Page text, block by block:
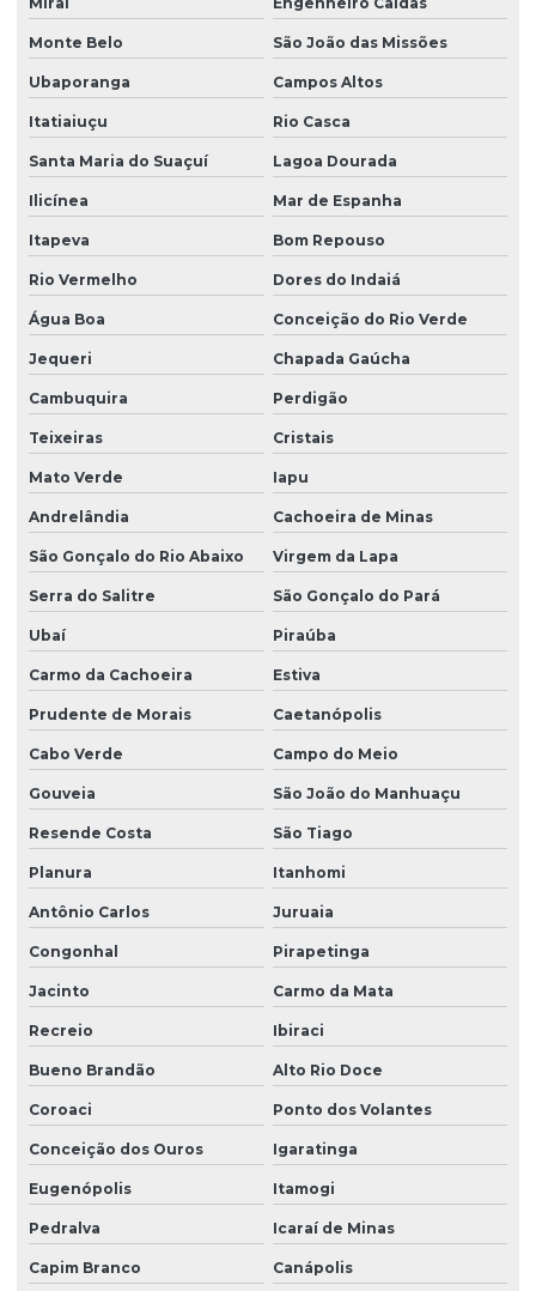
Monte Belo São João das Missões
Ubaporanga Campos Altos
Itatiaiuçu Rio Casca
Santa Maria do Suaçuí Lagoa Dourada
Ilicínea Mar de Espanha
Itapeva Bom Repouso
Rio Vermelho Dores do Indaiá
Água Boa Conceição do Rio Verde
Jequeri Chapada Gaúcha
Cambuquira Perdigão
Teixeiras Cristais
Mato Verde Iapu
Andrelândia Cachoeira de Minas
São Gonçalo do Rio Abaixo Virgem da Lapa
Serra do Salitre São Gonçalo do Pará
Ubaí Piraúba
Carmo da Cachoeira Estiva
Prudente de Morais Caetanópolis
Cabo Verde Campo do Meio
Gouveia São João do Manhuaçu
Resende Costa São Tiago
Planura Itanhomi
Antônio Carlos Juruaia
Congonhal Pirapetinga
Jacinto Carmo da Mata
Recreio Ibiraci
Bueno Brandão Alto Rio Doce
Coroaci Ponto dos Volantes
Conceição dos Ouros Igaratinga
Eugenópolis Itamogi
Pedralva Icaraí de Minas
Capim Branco Canápolis